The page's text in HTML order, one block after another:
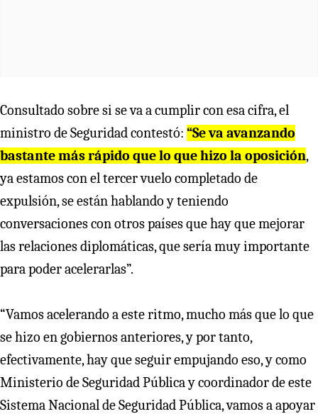
Consultado sobre si se va a cumplir con esa cifra, el
ministro de Seguridad contestó: “Se va avanzando
bastante más rápido que lo que hizo la oposición,
ya estamos con el tercer vuelo completado de
expulsión, se están hablando y teniendo
conversaciones con otros países que hay que mejorar
las relaciones diplomáticas, que sería muy importante
para poder acelerarlas”.
“Vamos acelerando a este ritmo, mucho más que lo que
se hizo en gobiernos anteriores, y por tanto,
efectivamente, hay que seguir empujando eso, y como
Ministerio de Seguridad Pública y coordinador de este
Sistema Nacional de Seguridad Pública, vamos a apoyar